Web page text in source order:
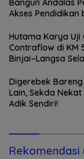
Bangun Andalas
Akses Pendidikan
Hutama Karya Uji
Contraflow di KM
Binjai–Langsa
Digerebek
Lain, Sekda
Adik Sendiri!
Rekomendasi